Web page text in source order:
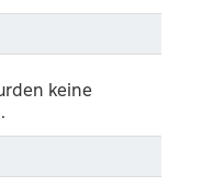
keine